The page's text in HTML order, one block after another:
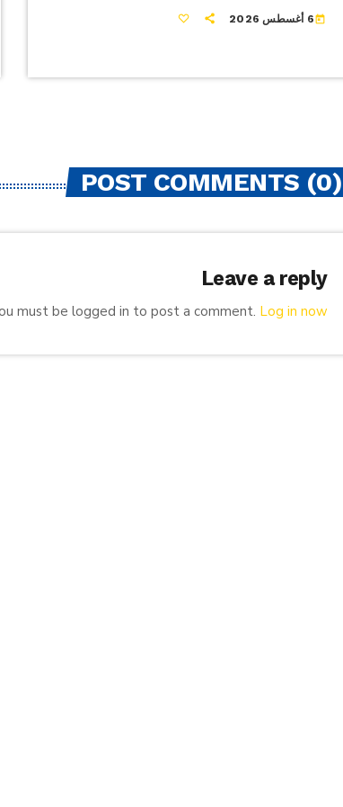
today6 أغسطس 2026
POST COMMENTS (0)
Leave a reply
must be logged in to post a comment. Log in now